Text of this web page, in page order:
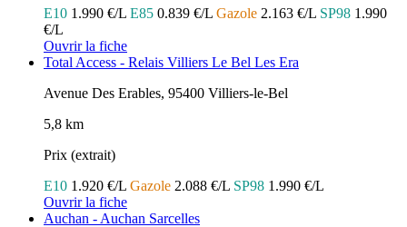
E10 1.990 €/L E85 0.839 €/L Gazole 2.163 €/L SP98 1.990
€/L
Ouvrir la fiche
Total Access - Relais Villiers Le Bel Les Era
Avenue Des Erables, 95400 Villiers-le-Bel
5,8 km
Prix (extrait)
E10 1.920 €/L Gazole 2.088 €/L SP98 1.990 €/L
Ouvrir la fiche
Auchan - Auchan Sarcelles